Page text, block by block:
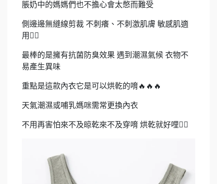
脹奶中的媽媽們也不擔心會太憋而難受
側邊邊無縫線剪裁 不刺癢、不刺激肌膚 敏感肌適
用👍🏻
最棒的是擁有抗菌防臭效果 遇到潮濕氣候 衣物不
易產生異味
重點是這款內衣它是可以烘乾的唷🔥🔥🔥
天氣潮濕或哺乳媽咪需常更換內衣
不用再害怕來不及晾乾來不及穿唷 烘乾就好哩👍🏻